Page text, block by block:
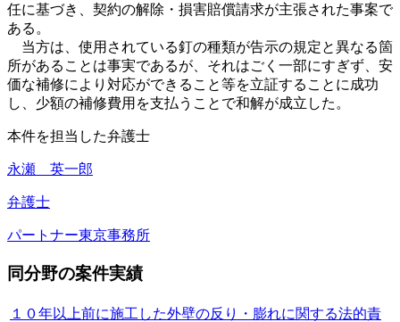
任に基づき、契約の解除・損害賠償請求が主張された事案で
ある。
当方は、使用されている釘の種類が告示の規定と異なる箇
所があることは事実であるが、それはごく一部にすぎず、安
価な補修により対応ができること等を立証することに成功
し、少額の補修費用を支払うことで和解が成立した。
本件を担当した弁護士
永瀬 英一郎
弁護士
パートナー東京事務所
同分野の案件実績
１０年以上前に施工した外壁の反り・膨れに関する法的責